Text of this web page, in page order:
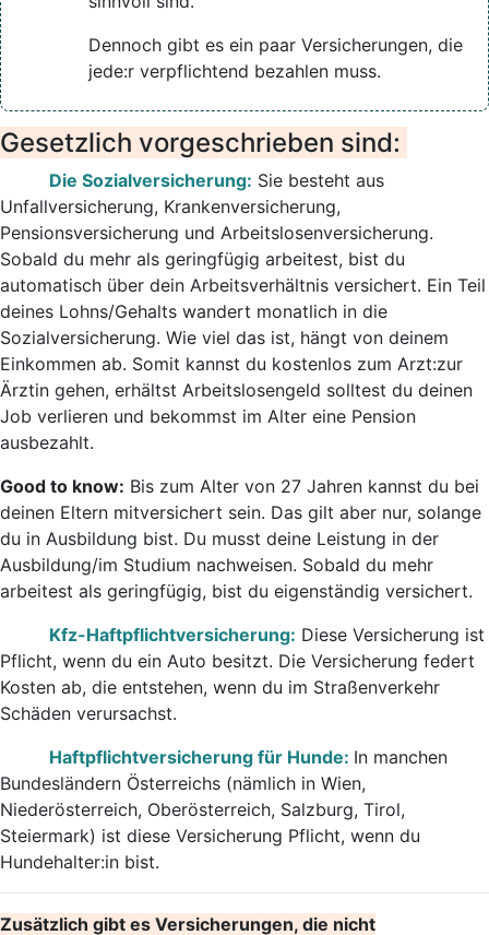
Dennoch gibt es ein paar Versicherungen, die
jede:r verpflichtend bezahlen muss.
Gesetzlich vorgeschrieben sind:
Die Sozialversicherung: Sie besteht aus
Unfallversicherung, Krankenversicherung,
Pensionsversicherung und Arbeitslosenversicherung.
Sobald du mehr als geringfügig arbeitest, bist du
automatisch über dein Arbeitsverhältnis versichert. Ein Teil
deines Lohns/Gehalts wandert monatlich in die
Sozialversicherung. Wie viel das ist, hängt von deinem
Einkommen ab. Somit kannst du kostenlos zum Arzt:zur
Ärztin gehen, erhältst Arbeitslosengeld solltest du deinen
Job verlieren und bekommst im Alter eine Pension
ausbezahlt.
Good to know: Bis zum Alter von 27 Jahren kannst du bei
deinen Eltern mitversichert sein. Das gilt aber nur, solange
du in Ausbildung bist. Du musst deine Leistung in der
Ausbildung/im Studium nachweisen. Sobald du mehr
arbeitest als geringfügig, bist du eigenständig versichert.
Kfz-Haftpflichtversicherung: Diese Versicherung ist
Pflicht, wenn du ein Auto besitzt. Die Versicherung federt
Kosten ab, die entstehen, wenn du im Straßenverkehr
Schäden verursachst.
Haftpflichtversicherung für Hunde: In manchen
Bundesländern Österreichs (nämlich in Wien,
Niederösterreich, Oberösterreich, Salzburg, Tirol,
Steiermark) ist diese Versicherung Pflicht, wenn du
Hundehalter:in bist.
Zusätzlich gibt es Versicherungen, die nicht